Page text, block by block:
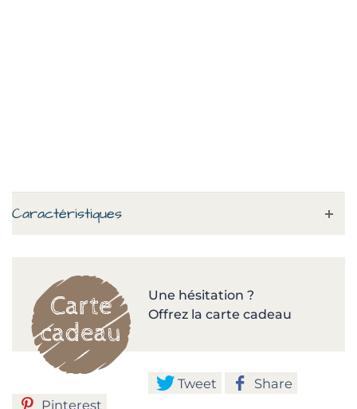
Caractéristiques
Une hésitation ?
Offrez la carte cadeau
Tweet
Share
Pinterest